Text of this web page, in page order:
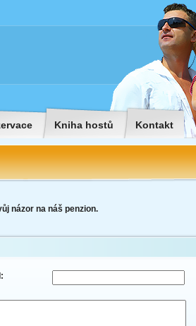
Kniha hostů Kontakt
názor na náš penzion.